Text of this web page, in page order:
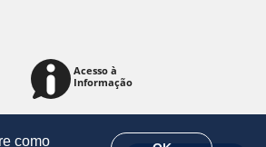
como